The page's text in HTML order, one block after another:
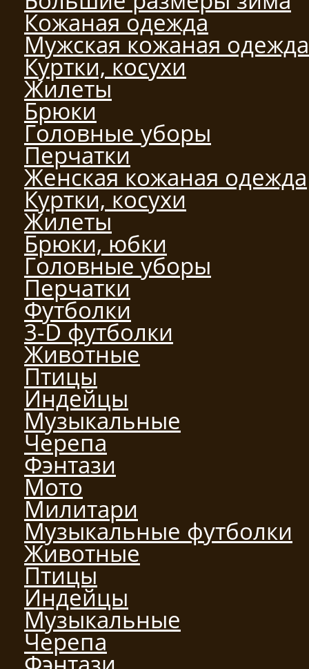
Кожаная одежда
Мужская кожаная одежда
Куртки, косухи
Жилеты
Брюки
Головные уборы
Перчатки
Женская кожаная одежда
Куртки, косухи
Жилеты
Брюки, юбки
Головные уборы
Перчатки
Футболки
3-D футболки
Животные
Птицы
Индейцы
Музыкальные
Черепа
Фэнтази
Мото
Милитари
Музыкальные футболки
Животные
Птицы
Индейцы
Музыкальные
Черепа